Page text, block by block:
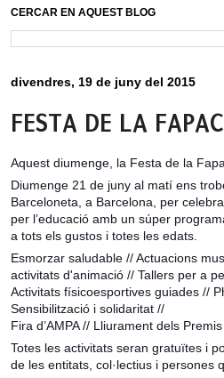
CERCAR EN AQUEST BLOG
divendres, 19 de juny del 2015
FESTA DE LA
Aquest diumenge, la Festa de la
Diumenge 21 de juny al matí ens
Barceloneta, a Barcelona, per
per l’educació amb un súper
a tots els gustos i totes les edats.
Esmorzar saludable // Actuacions
activitats d'animació // Tallers per a
Activitats físicoesportives guiades //
Sensibilització i solidaritat //
Fira d’AMPA // Lliurament dels
Totes les activitats seran gratuïtes i
de les entitats, col·lectius i persones